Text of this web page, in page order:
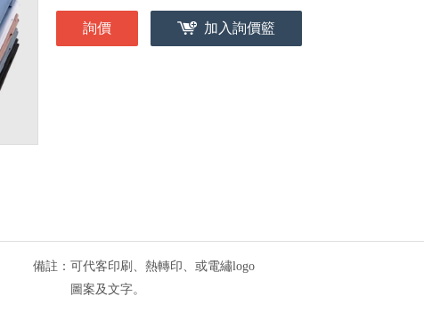
詢價 加入詢價籃
備註： 可代客印刷、熱轉印、或電繡logo
圖案及文字。